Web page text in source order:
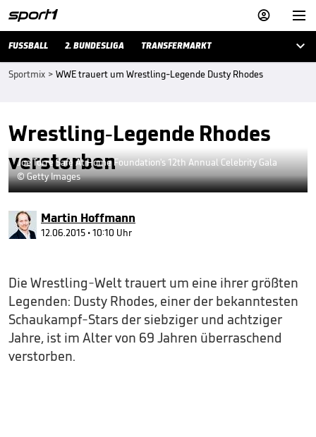


FUSSBALL 2. BUNDESLIGA TRANSFERMARKT 
Sportmix > WWE trauert um Wrestling-Legende Dusty Rhodes
Wrestling-Legende Rhodes
verstorben
Joe Torre Safe At Home Foundation's 12th Annual Celebrity Gala
© Getty Images
Martin Hoffmann
12.06.2015 • 10:10 Uhr
Die Wrestling-Welt trauert um eine ihrer größten
Legenden: Dusty Rhodes, einer der bekanntesten
Schaukampf-Stars der siebziger und achtziger
Jahre, ist im Alter von 69 Jahren überraschend
verstorben.